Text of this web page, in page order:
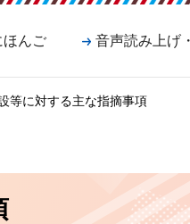
ほんご 音声読み上げ
等に対する主な指摘事項